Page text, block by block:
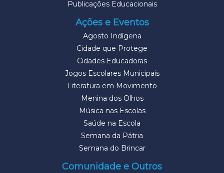
Publicações Educacionais
Ações e Eventos
Agosto Indígena
Cidade que Protege
Cidades Educadoras
Jogos Escolares Municipais
Literatura em Movimento
Menina dos Olhos
Música nas Escolas
Saúde na Escola
Semana da Pátria
Semana do Brincar
Comunidade e Outros